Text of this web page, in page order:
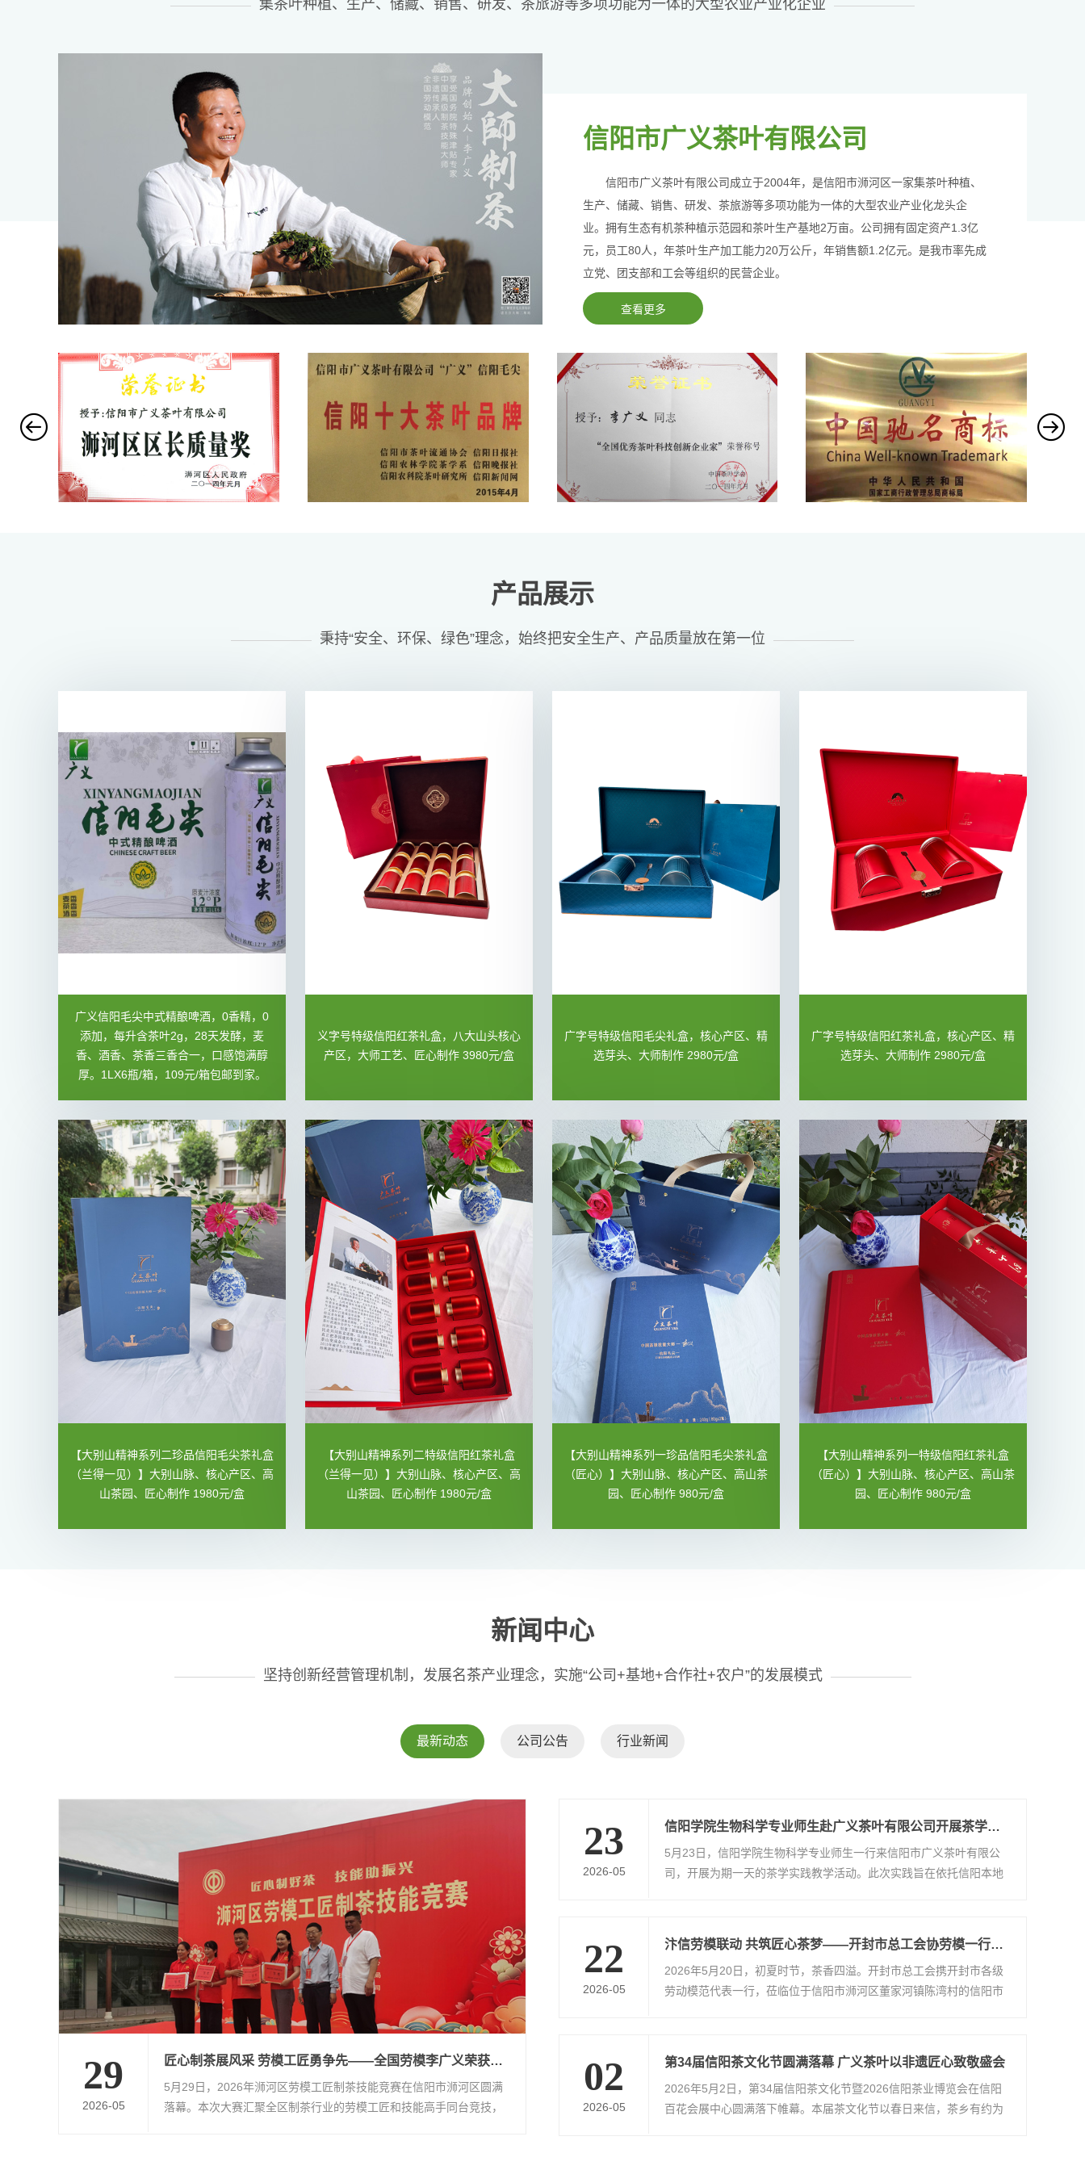
集茶叶种植、生产、储藏、销售、研发、茶旅游等多项功能为一体的大型农业产业化企业
信阳市广义茶叶有限公司
信阳市广义茶叶有限公司成立于2004年，是信阳市浉河区一家集茶叶种植、
生产、储藏、销售、研发、茶旅游等多项功能为一体的大型农业产业化龙头企
业。拥有生态有机茶种植示范园和茶叶生产基地2万亩。公司拥有固定资产1.3亿
元，员工80人，年茶叶生产加工能力20万公斤，年销售额1.2亿元。是我市率先成
立党、团支部和工会等组织的民营企业。
查看更多


产品展示
秉持“安全、环保、绿色”理念，始终把安全生产、产品质量放在第一位
广义信阳毛尖中式精酿啤酒，0香精，0
添加，每升含茶叶2g，28天发酵，麦
香、酒香、茶香三香合一，口感饱满醇
厚。1LX6瓶/箱，109元/箱包邮到家。
义字号特级信阳红茶礼盒，八大山头核心
产区，大师工艺、匠心制作 3980元/盒
广字号特级信阳毛尖礼盒，核心产区、精
选芽头、大师制作 2980元/盒
广字号特级信阳红茶礼盒，核心产区、精
选芽头、大师制作 2980元/盒
【大别山精神系列二珍品信阳毛尖茶礼盒
（兰得一见）】大别山脉、核心产区、高
山茶园、匠心制作 1980元/盒
【大别山精神系列二特级信阳红茶礼盒
（兰得一见）】大别山脉、核心产区、高
山茶园、匠心制作 1980元/盒
【大别山精神系列一珍品信阳毛尖茶礼盒
（匠心）】大别山脉、核心产区、高山茶
园、匠心制作 980元/盒
【大别山精神系列一特级信阳红茶礼盒
（匠心）】大别山脉、核心产区、高山茶
园、匠心制作 980元/盒
新闻中心
坚持创新经营管理机制，发展名茶产业理念，实施“公司+基地+合作社+农户”的发展模式
最新动态 公司公告 行业新闻
29
2026-05
匠心制茶展风采 劳模工匠勇争先——全国劳模李广义荣获浉河区劳模工匠制茶竞赛二等奖
5月29日，2026年浉河区劳模工匠制茶技能竞赛在信阳市浉河区圆满
落幕。本次大赛汇聚全区制茶行业的劳模工匠和技能高手同台竞技，
23
2026-05
信阳学院生物科学专业师生赴广义茶叶有限公司开展茶学实践活动
5月23日，信阳学院生物科学专业师生一行来信阳市广义茶叶有限公
司，开展为期一天的茶学实践教学活动。此次实践旨在依托信阳本地
22
2026-05
汴信劳模联动 共筑匠心茶梦——开封市总工会协劳模一行莅临广义茶叶参观交流
2026年5月20日，初夏时节，茶香四溢。开封市总工会携开封市各级
劳动模范代表一行，莅临位于信阳市浉河区董家河镇陈湾村的信阳市
02
2026-05
第34届信阳茶文化节圆满落幕 广义茶叶以非遗匠心致敬盛会
2026年5月2日，第34届信阳茶文化节暨2026信阳茶业博览会在信阳
百花会展中心圆满落下帷幕。本届茶文化节以春日来信，茶乡有约为